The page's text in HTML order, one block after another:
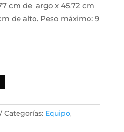
cm de largo x 45.72 cm
de alto. Peso máximo: 9
Categorías: Equipo,